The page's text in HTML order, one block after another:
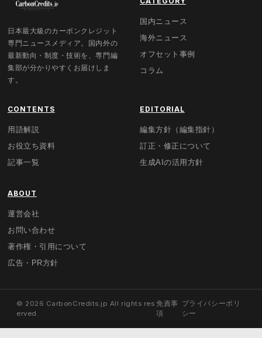
日本最大級のカーボンクレジット
専門ニュースメディア。国内外の
最新動向・制度・技術を、専門編
集部が分かりやすくお届けしま
す。
国内ニュース
海外ニュース
オフセット事例
コラム
CONTENTS
用語解説
お役立ち資料
記事一覧
EDITORIAL
編集方針（編集指針）
訂正・修正について
生成AIの活用方針
ABOUT
運営会社
お問い合わせ
著作権・引用について
広告・PR方針
© 2026 CarbonCredits.jp All rights res
erved.
免責事
項
プライバシーポリ
シー